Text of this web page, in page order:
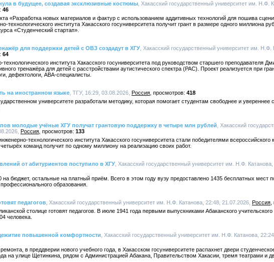
в будущее, создавая эксклюзивные костюмы , Хакасский государственный университет им. Н.Ф.
46
«Разработка новых материалов и фактур с использованием аддитивных технологий для пошива
технологического института Хакасского госуниверситета получит грант в размере одного миллиона
«Студенческий стартап».
для поддержки детей с ОВЗ создадут в ХГУ , Хакасский государственный университет им. Н.Ф.
64
института Хакасского госуниверситета под руководством старшего преподавателя
тренажёра для детей с расстройствами аутистического спектра (РАС). Проект реализуется при
дефектологи, АВА-специалисты.
на иностранном языке , ТГУ, 16:29, 03.08.2026, Россия
418
университете разработали методику, которая помогает студентам свободнее и увереннее
молодые учёные ХГУ получат грантовую поддержку в четыре млн рублей , Хакасский
Россия
133
технологического института Хакасского госуниверситета стали победителями всероссийского
команд получит по одному миллиону на реализацию своих работ.
от абитуриентов поступило в ХГУ , Хакасский государственный университет им. Н.Ф.
бюджет, остальные на платный приём. Всего в этом году вузу предоставлено 1435 бесплатных мест
образования.
педагогов , Хакасский государственный университет им. Н.Ф. Катанова, 22:48, 21.07.2026, Россия
столице готовят педагогов. В июле 1941 года первыми выпускниками Абаканского учительского
человека.
повышенной комфортности , Хакасский государственный университет им. Н.Ф. Катанова,
в преддверии нового учебного года, в Хакасском госуниверситете распахнет двери
на улице Щетинкина, рядом с Администрацией Абакана, Правительством Хакасии, тремя театрами и